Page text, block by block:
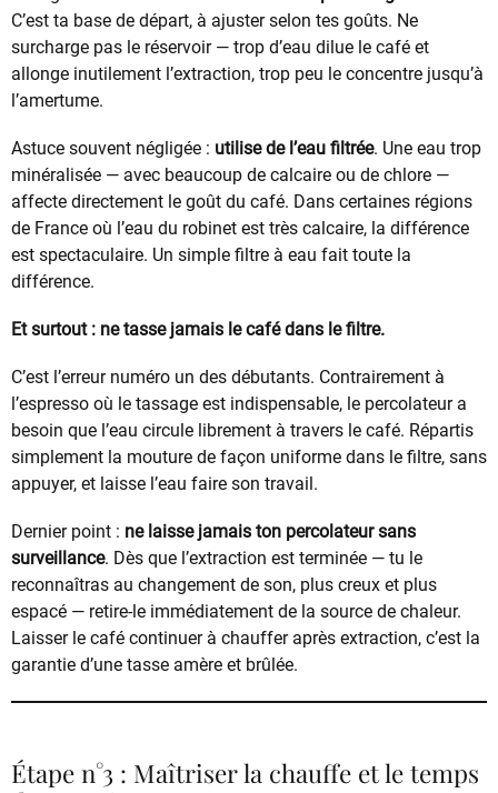
C’est ta base de départ, à ajuster selon tes goûts. Ne
surcharge pas le réservoir — trop d’eau dilue le café et
allonge inutilement l’extraction, trop peu le concentre jusqu’à
l’amertume.
Astuce souvent négligée : utilise de l’eau filtrée. Une eau trop
minéralisée — avec beaucoup de calcaire ou de chlore —
affecte directement le goût du café. Dans certaines régions
de France où l’eau du robinet est très calcaire, la différence
est spectaculaire. Un simple filtre à eau fait toute la
différence.
Et surtout : ne tasse jamais le café dans le filtre.
C’est l’erreur numéro un des débutants. Contrairement à
l’espresso où le tassage est indispensable, le percolateur a
besoin que l’eau circule librement à travers le café. Répartis
simplement la mouture de façon uniforme dans le filtre, sans
appuyer, et laisse l’eau faire son travail.
Dernier point : ne laisse jamais ton percolateur sans
surveillance. Dès que l’extraction est terminée — tu le
reconnaîtras au changement de son, plus creux et plus
espacé — retire-le immédiatement de la source de chaleur.
Laisser le café continuer à chauffer après extraction, c’est la
garantie d’une tasse amère et brûlée.
Étape n°3 : Maîtriser la chauffe et le temps